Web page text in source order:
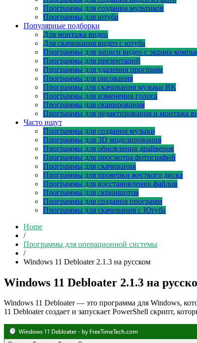
Программы для создания мультиков
Программы для ютуба
Популярные подборки
Для монтажа видео
Для скачивания видео с ютуба
Программы для записи видео с экрана
Программы для презентаций
Программы для удаления программ
Программы для рисования
Программы для скачивания музыки ВК
Программы для изменения голоса
Программы для сканирования
Программы для редактирования и монтажа
Часто ищут
Программы для создания музыки
Программы для 3D моделирования
Программы для обновления драйверов
Программы для просмотра фотографий
Программы для скачивания
Программы для проверки жесткого диска
Программы для восстановления файлов
Программы для скриншотов
Программы для создания программ
Программы для скачивания с Ютуба
Home
/
Программы для операционной системы
/
Windows 11 Debloater 2.1.3 на русском
Windows 11 Debloater 2.1.3 на
Windows 11 Debloater — это программа для Windows,
11 Debloater создает и запускает PowerShell скрипт,